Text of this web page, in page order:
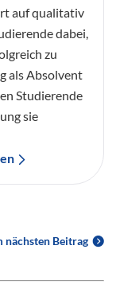
auf qualitativ
dabei,
zu
als Absolvent
Studierende
sie
nächsten Beitrag